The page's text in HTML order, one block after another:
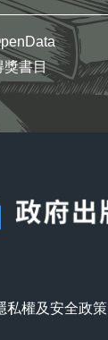
獎書目
私權及安全政策